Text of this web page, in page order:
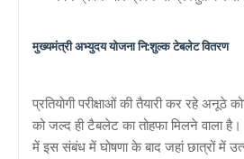
मुख्यमंत्री अभ्युदय योजना नि:शुल्क टेबलेट वितरण
प्रतियोगी परीक्षाओं की तैयारी कर रहे अनूठे
को जल्द ही टैबलेट का तोहफा मिलने वाला
में इस संबंध में घोषणा के बाद जहां छात्रों में